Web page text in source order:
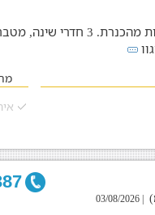
וילת נופש כפרית ביישוב בני יהודה - רק 10 דקות
| 03/08/2026